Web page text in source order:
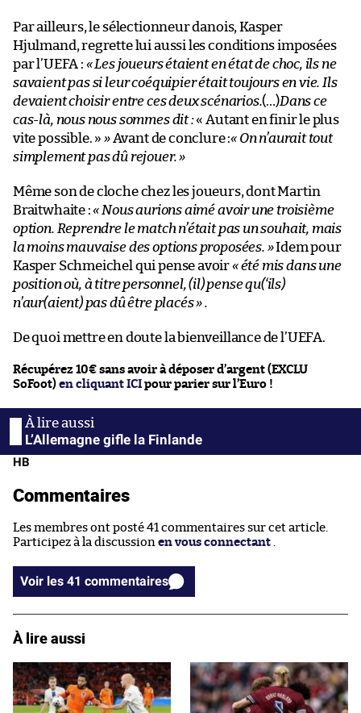
Par ailleurs, le sélectionneur danois, Kasper
Hjulmand, regrette lui aussi les conditions imposées
par l’UEFA : « Les joueurs étaient en état de choc, ils ne
savaient pas si leur coéquipier était toujours en vie. Ils
devaient choisir entre ces deux scénarios.(…)Dans ce
cas-là, nous nous sommes dit :« Autant en finir le plus
vite possible. » »Avant de conclure :« On n’aurait tout
simplement pas dû rejouer. »
Même son de cloche chez les joueurs, dont Martin
Braitwhaite :« Nous aurions aimé avoir une troisième
option. Reprendre le match n’était pas un souhait, mais
la moins mauvaise des options proposées. »Idem pour
Kasper Schmeichel qui pense avoir« été mis dans une
position où, à titre personnel, (il) pense qu(‘ils)
n’aur(aient) pas dû être placés » .
De quoi mettre en doute la bienveillance de l’UEFA.
Récupérez 10€ sans avoir à déposer d’argent (EXCLU
SoFoot) en cliquant ICI pour parier sur l’Euro !
L’Allemagne gifle la Finlande
HB
Commentaires
Les membres ont posté 41 commentaires sur cet article.
Participez à la discussion en vous connectant .
Voir les 41 commentaires
À lire aussi